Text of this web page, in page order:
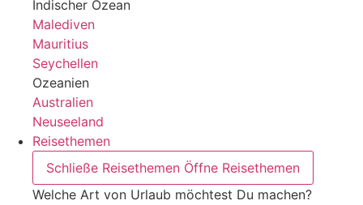
Indischer Ozean
Malediven
Mauritius
Seychellen
Ozeanien
Australien
Neuseeland
Reisethemen
Schließe Reisethemen Öffne Reisethemen
Welche Art von Urlaub möchtest Du machen?